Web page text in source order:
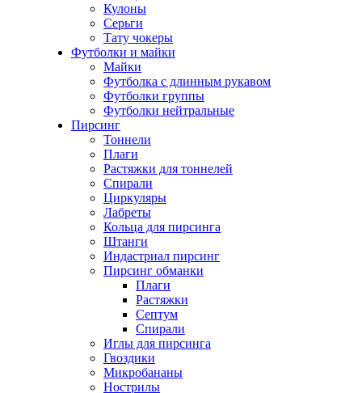
Кулоны
Серьги
Тату чокеры
Футболки и майки
Майки
Футболка с длинным рукавом
Футболки группы
Футболки нейтральные
Пирсинг
Тоннели
Плаги
Растяжки для тоннелей
Спирали
Циркуляры
Лабреты
Кольца для пирсинга
Штанги
Индастриал пирсинг
Пирсинг обманки
Плаги
Растяжки
Септум
Спирали
Иглы для пирсинга
Гвоздики
Микробананы
Нострилы